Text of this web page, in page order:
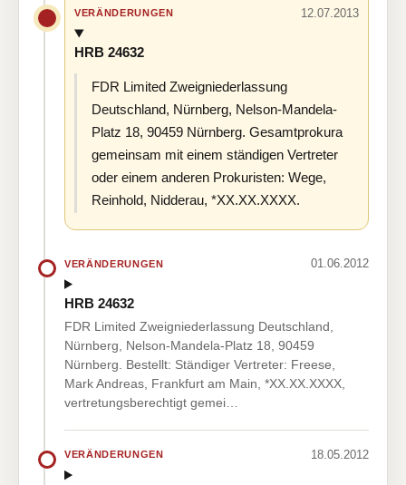
VERÄNDERUNGEN 12.07.2013
HRB 24632
FDR Limited Zweigniederlassung
Deutschland, Nürnberg, Nelson-Mandela-
Platz 18, 90459 Nürnberg. Gesamtprokura
gemeinsam mit einem ständigen Vertreter
oder einem anderen Prokuristen: Wege,
Reinhold, Nidderau, *XX.XX.XXXX.
VERÄNDERUNGEN 01.06.2012
HRB 24632
FDR Limited Zweigniederlassung Deutschland,
Nürnberg, Nelson-Mandela-Platz 18, 90459
Nürnberg. Bestellt: Ständiger Vertreter: Freese,
Mark Andreas, Frankfurt am Main, *XX.XX.XXXX,
vertretungsberechtigt gemei…
VERÄNDERUNGEN 18.05.2012